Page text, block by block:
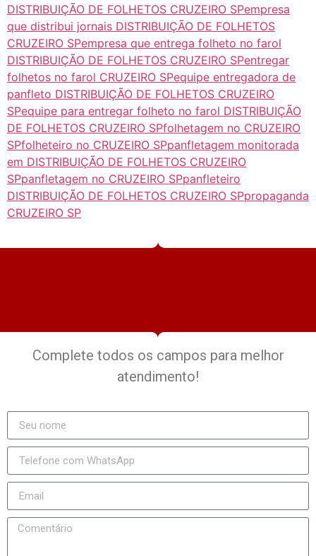
DISTRIBUIÇÃO DE FOLHETOS CRUZEIRO SPempresa
que distribui jornais DISTRIBUIÇÃO DE FOLHETOS
CRUZEIRO SPempresa que entrega folheto no farol
DISTRIBUIÇÃO DE FOLHETOS CRUZEIRO SPentregar
folhetos no farol CRUZEIRO SPequipe entregadora de
panfleto DISTRIBUIÇÃO DE FOLHETOS CRUZEIRO
SPequipe para entregar folheto no farol DISTRIBUIÇÃO
DE FOLHETOS CRUZEIRO SPfolhetagem no CRUZEIRO
SPfolheteiro no CRUZEIRO SPpanfletagem monitorada
em DISTRIBUIÇÃO DE FOLHETOS CRUZEIRO
SPpanfletagem no CRUZEIRO SPpanfleteiro
DISTRIBUIÇÃO DE FOLHETOS CRUZEIRO SPpropaganda
CRUZEIRO SP
Complete todos os campos para melhor
atendimento!